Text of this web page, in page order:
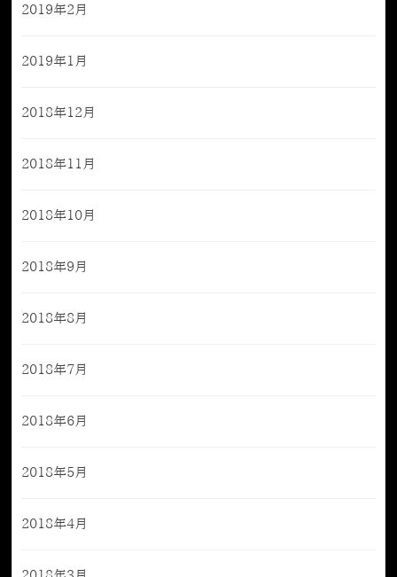
2019年2月
2019年1月
2018年12月
2018年11月
2018年10月
2018年9月
2018年8月
2018年7月
2018年6月
2018年5月
2018年4月